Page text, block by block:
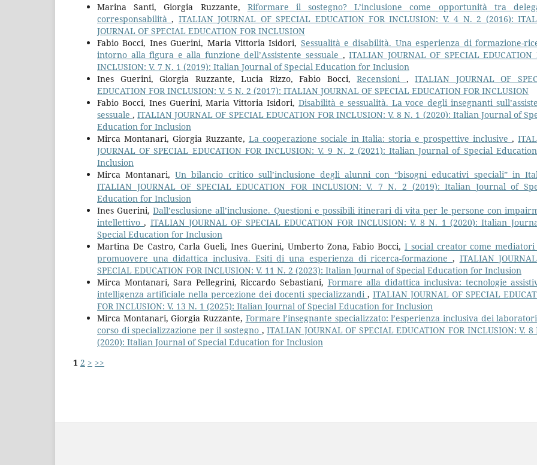
Marina Santi, Giorgia Ruzzante, Riformare il sostegno? L’inclusione come opportunità tra
corresponsabilità, ITALIAN JOURNAL OF SPECIAL EDUCATION FOR INCLUSION: V. 4 N. 2 (2016):
JOURNAL OF SPECIAL EDUCATION FOR INCLUSION
Fabio Bocci, Ines Guerini, Maria Vittoria Isidori, Sessualità e disabilità. Una esperienza di formazione-
intorno alla figura e alla funzione dell’Assistente sessuale ,ITALIAN JOURNAL OF SPECIAL EDUCATION
INCLUSION: V. 7 N. 1 (2019): Italian Journal of Special Education for Inclusion
Ines Guerini, Giorgia Ruzzante, Lucia Rizzo, Fabio Bocci,Recensioni ,ITALIAN JOURNAL OF
EDUCATION FOR INCLUSION: V. 5 N. 2 (2017): ITALIAN JOURNAL OF SPECIAL EDUCATION FOR INCLUSION
Fabio Bocci, Ines Guerini, Maria Vittoria Isidori, Disabilità e sessualità. La voce degli insegnanti
sessuale,ITALIAN JOURNAL OF SPECIAL EDUCATION FOR INCLUSION: V. 8 N. 1 (2020): Italian Journal of
Education for Inclusion
Mirca Montanari, Giorgia Ruzzante, La cooperazione sociale in Italia: storia e prospettive inclusive,
JOURNAL OF SPECIAL EDUCATION FOR INCLUSION: V. 9 N. 2 (2021): Italian Journal of Special
Inclusion
Mirca Montanari,Un bilancio critico sull’inclusione degli alunni con “bisogni educativi speciali” in
ITALIAN JOURNAL OF SPECIAL EDUCATION FOR INCLUSION: V. 7 N. 2 (2019): Italian Journal of
Education for Inclusion
Ines Guerini,Dall’esclusione all’inclusione. Questioni e possibili itinerari di vita per le persone con
intellettivo, ITALIAN JOURNAL OF SPECIAL EDUCATION FOR INCLUSION: V. 8 N. 1 (2020): Italian
Special Education for Inclusion
Martina De Castro, Carla Gueli, Ines Guerini, Umberto Zona, Fabio Bocci, I social creator come
promuovere una didattica inclusiva. Esiti di una esperienza di ricerca-formazione , ITALIAN
SPECIAL EDUCATION FOR INCLUSION: V. 11 N. 2 (2023): Italian Journal of Special Education for Inclusion
Mirca Montanari, Sara Pellegrini, Riccardo Sebastiani, Formare alla didattica inclusiva: tecnologie
intelligenza artificiale nella percezione dei docenti specializzandi , ITALIAN JOURNAL OF SPECIAL
FOR INCLUSION: V. 13 N. 1 (2025): Italian Journal of Special Education for Inclusion
Mirca Montanari, Giorgia Ruzzante, Formare l’insegnante specializzato: l’esperienza inclusiva dei
corso di specializzazione per il sostegno ,ITALIAN JOURNAL OF SPECIAL EDUCATION FOR INCLUSION: V. 8
(2020): Italian Journal of Special Education for Inclusion
1 2 > >>